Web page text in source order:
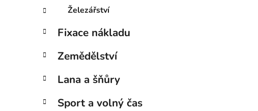
Železářství
Fixace nákladu
Zemědělství
Lana a šňůry
Sport a volný čas